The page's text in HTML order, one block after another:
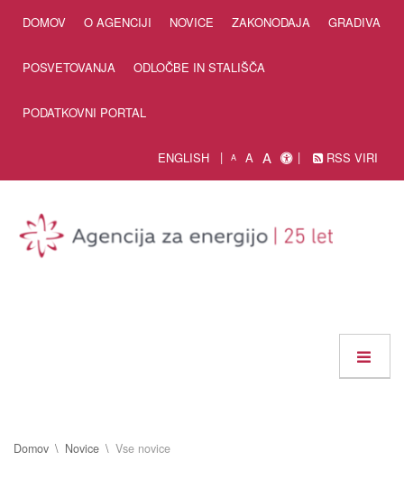
DOMOV O AGENCIJI NOVICE ZAKONODAJA GRADIVA
POSVETOVANJA ODLOČBE IN STALIŠČA
PODATKOVNI PORTAL
ENGLISH A A A RSS VIRI
Domov Novice Vse novice